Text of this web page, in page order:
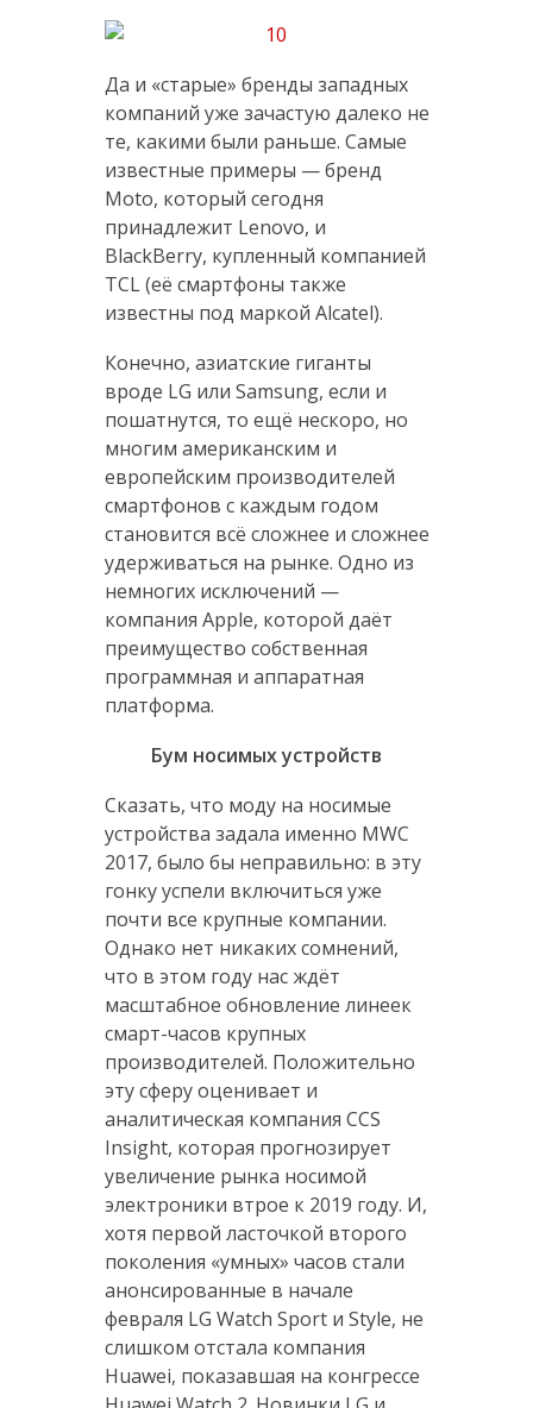
Да и «старые» бренды западных
компаний уже зачастую далеко не
те, какими были раньше. Самые
известные примеры — бренд
Moto, который сегодня
принадлежит Lenovo, и
BlackBerry, купленный компанией
TCL (её смартфоны также
известны под маркой Alcatel).
Конечно, азиатские гиганты
вроде LG или Samsung, если и
пошатнутся, то ещё нескоро, но
многим американским и
европейским производителей
смартфонов с каждым годом
становится всё сложнее и сложнее
удерживаться на рынке. Одно из
немногих исключений —
компания Apple, которой даёт
преимущество собственная
программная и аппаратная
платформа.
Бум носимых устройств
Сказать, что моду на носимые
устройства задала именно MWC
2017, было бы неправильно: в эту
гонку успели включиться уже
почти все крупные компании.
Однако нет никаких сомнений,
что в этом году нас ждёт
масштабное обновление линеек
смарт-часов крупных
производителей. Положительно
эту сферу оценивает и
аналитическая компания CCS
Insight, которая прогнозирует
увеличение рынка носимой
электроники втрое к 2019 году. И,
хотя первой ласточкой второго
поколения «умных» часов стали
анонсированные в начале
февраля LG Watch Sport и Style, не
слишком отстала компания
Huawei, показавшая на конгрессе